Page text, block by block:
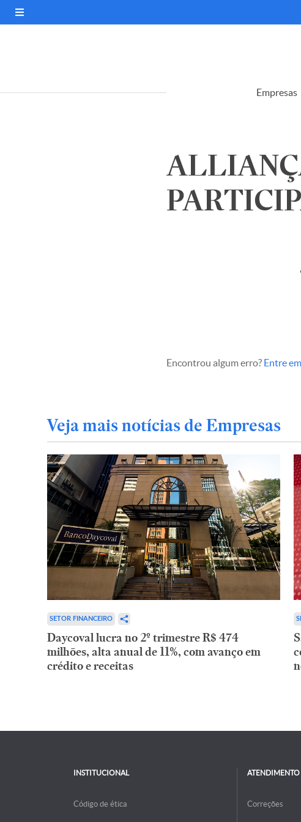
Empresas
Encontrou algum erro? Entre
Veja mais notícias de Empresas
SETOR FINANCEIRO
Daycoval lucra no 2º trimestre R$ 474
milhões, alta anual de 11%, com avanço em
crédito e receitas
INSTITUCIONAL
Código de ética
ATENDIMENTO
Correções